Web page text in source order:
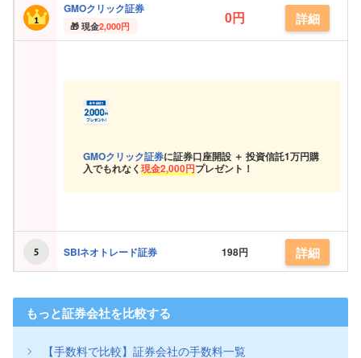
GMOクリック証券
現金2,000円 0円 詳細
GMOクリック証券に証券口座開設 ＋ 投資信託1万円購
入でもれなく現金2,000円プレゼント！
SBIネオトレード証券 198円 詳細
もっと証券会社を比較する
【手数料で比較】証券会社の手数料一覧